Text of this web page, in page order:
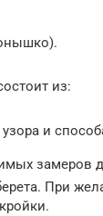
из:
и
замеров
При